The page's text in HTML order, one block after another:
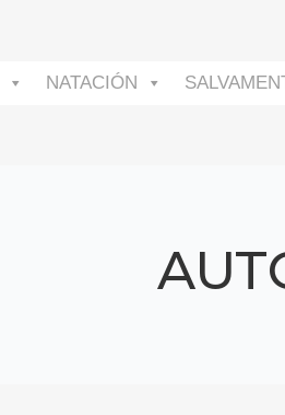
NATACIÓN